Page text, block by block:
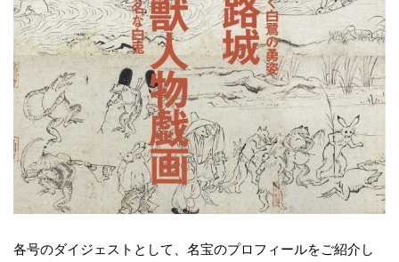
各号のダイジェストとして、名宝のプロフィールをご紹介し